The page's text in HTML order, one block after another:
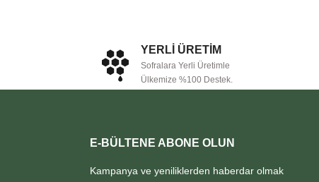
YERLİ ÜRETİM
Sofralara Yerli Üretimle
Ülkemize %100 Destek.
E-BÜLTENE ABONE OLUN
Kampanya ve yeniliklerden haberdar olmak